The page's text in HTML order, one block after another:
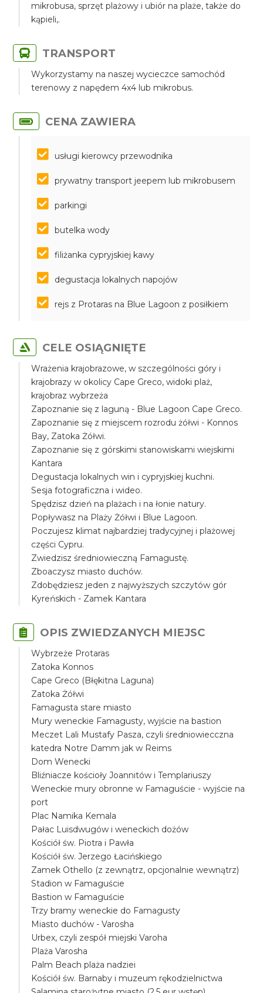
mikrobusa, sprzęt plażowy i ubiór na plaże, także do
kąpieli,.
TRANSPORT
Wykorzystamy na naszej wycieczce samochód
terenowy z napędem 4x4 lub mikrobus.
CENA ZAWIERA
usługi kierowcy przewodnika
prywatny transport jeepem lub mikrobusem
parkingi
butelka wody
filiżanka cypryjskiej kawy
degustacja lokalnych napojów
rejs z Protaras na Blue Lagoon z posiłkiem
CELE OSIĄGNIĘTE
Wrażenia krajobrazowe, w szczególności góry i
krajobrazy w okolicy Cape Greco, widoki plaż,
krajobraz wybrzeża
Zapoznanie się z laguną - Blue Lagoon Cape Greco.
Zapoznanie się z miejscem rozrodu żółwi - Konnos
Bay, Zatoka Żółwi.
Zapoznanie się z górskimi stanowiskami wiejskimi
Kantara
Degustacja lokalnych win i cypryjskiej kuchni.
Sesja fotograficzna i wideo.
Spędzisz dzień na plażach i na łonie natury.
Popływasz na Plaży Żółwi i Blue Lagoon.
Poczujesz klimat najbardziej tradycyjnej i plażowej
części Cypru.
Zwiedzisz średniowieczną Famagustę.
Zboaczysz miasto duchów.
Zdobędziesz jeden z najwyższych szczytów gór
Kyreńskich - Zamek Kantara
OPIS ZWIEDZANYCH MIEJSC
Wybrzeże Protaras
Zatoka Konnos
Cape Greco (Błękitna Laguna)
Zatoka Żółwi
Famagusta stare miasto
Mury weneckie Famagusty, wyjście na bastion
Meczet Lali Mustafy Pasza, czyli średniowiecczna
katedra Notre Damm jak w Reims
Dom Wenecki
Bliźniacze kościoły Joannitów i Templariuszy
Weneckie mury obronne w Famaguście - wyjście na
port
Plac Namika Kemala
Pałac Luisdwugów i weneckich dożów
Kościół św. Piotra i Pawła
Kościół św. Jerzego Łacińskiego
Zamek Othello (z zewnątrz, opcjonalnie wewnątrz)
Stadion w Famaguście
Bastion w Famaguście
Trzy bramy weneckie do Famagusty
Miasto duchów - Varosha
Urbex, czyli zespół miejski Varoha
Plaża Varosha
Palm Beach plaża nadziei
Kościół św. Barnaby i muzeum rękodzielnictwa